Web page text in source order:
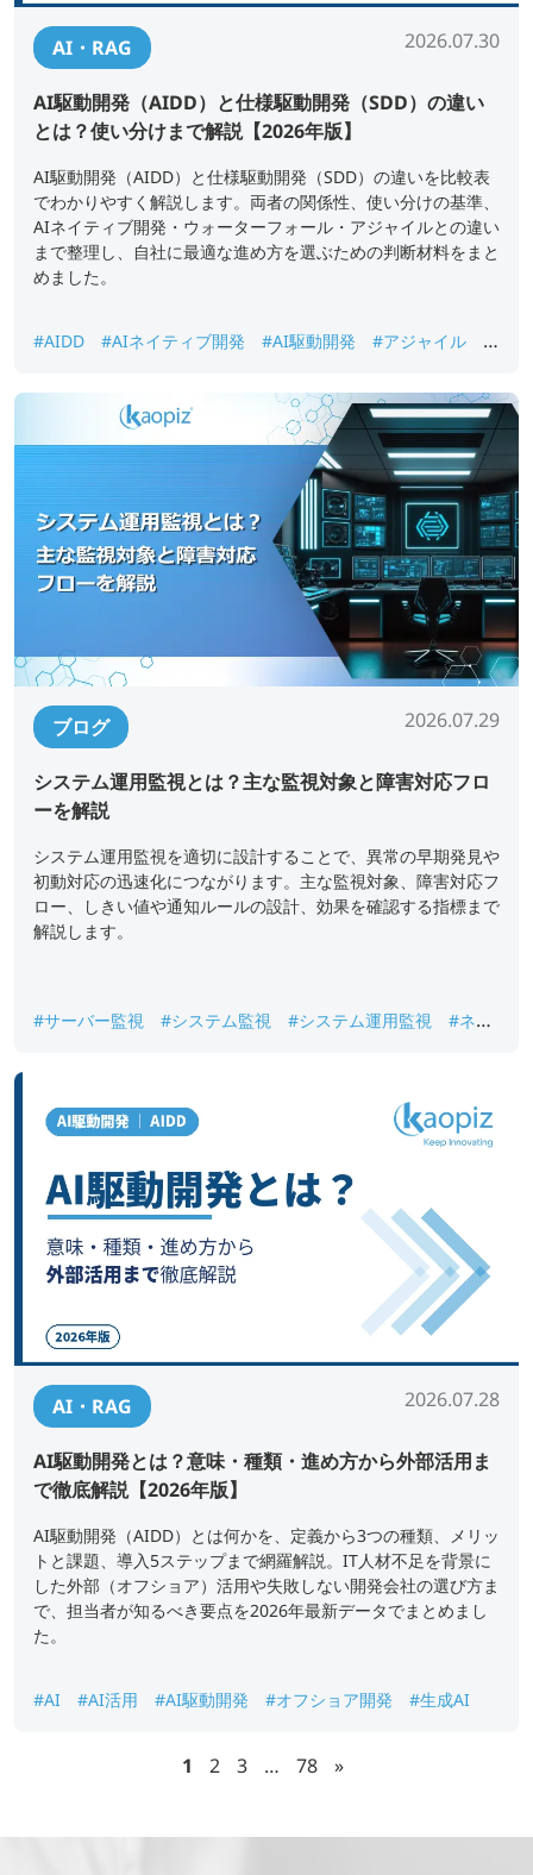
AI・RAG 2026.07.30
AI駆動開発（AIDD）と仕様駆動開発（SDD）の違い
とは？使い分けまで解説【2026年版】
AI駆動開発（AIDD）と仕様駆動開発（SDD）の違いを比較表
でわかりやすく解説します。両者の関係性、使い分けの基準、
AIネイティブ開発・ウォーターフォール・アジャイルとの違い
まで整理し、自社に最適な進め方を選ぶための判断材料をまと
めました。
#AIDD #AIネイティブ開発 #AI駆動開発 #アジャイル
#
ブログ 2026.07.29
システム運用監視とは？主な監視対象と障害対応フロ
ーを解説
システム運用監視を適切に設計することで、異常の早期発見や
初動対応の迅速化につながります。主な監視対象、障害対応フ
ロー、しきい値や通知ルールの設計、効果を確認する指標まで
解説します。
#サーバー監視 #システム監視 #システム運用監視
#ネッ
AI・RAG 2026.07.28
AI駆動開発とは？意味・種類・進め方から外部活用ま
で徹底解説【2026年版】
AI駆動開発（AIDD）とは何かを、定義から3つの種類、メリッ
トと課題、導入5ステップまで網羅解説。IT人材不足を背景に
した外部（オフショア）活用や失敗しない開発会社の選び方ま
で、担当者が知るべき要点を2026年最新データでまとめまし
た。
#AI #AI活用 #AI駆動開発 #オフショア開発 #生成AI
1 2 3 … 78 »